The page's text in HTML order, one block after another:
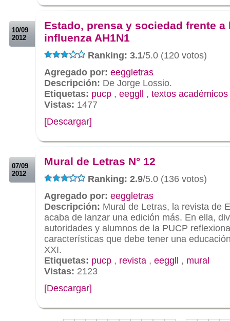
10/09
2012
Estado, prensa y sociedad frente a
influenza AH1N1
Ranking: 3.1/5.0 (120 votos)
Agregado por: eeggletras
Descripción: De Jorge Lossio.
Etiquetas: pucp , eeggll , textos académicos
Vistas: 1477
[Descargar]
07/09
2012
Mural de Letras N° 12
Ranking: 2.9/5.0 (136 votos)
Agregado por: eeggletras
Descripción: Mural de Letras, la revista de
acaba de lanzar una edición más. En ella,
autoridades y alumnos de la PUCP
características que debe tener una
XXI.
Etiquetas: pucp , revista , eeggll , mural
Vistas: 2123
[Descargar]